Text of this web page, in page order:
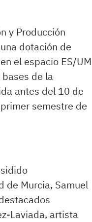
y Producción
dotación de
el espacio ES/UM
de la
antes del 10 de
semestre de
de Murcia, Samuel
Laviada, artista